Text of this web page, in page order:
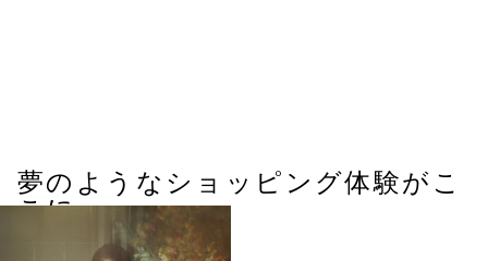
夢のようなショッピング体験がこ
こに。